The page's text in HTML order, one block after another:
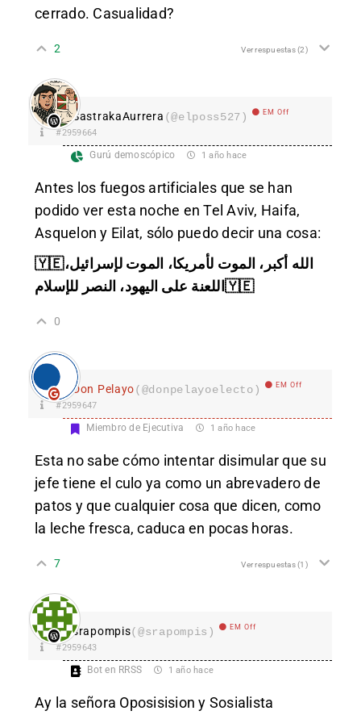
cerrado. Casualidad?
2 Ver respuestas(2)
SastrakaAurrera (@elposs527) EM Off
#2959664
Gurú demoscópico 1 año hace
Antes los fuegos artificiales que se han
podido ver esta noche en Tel Aviv, Haifa,
Asquelon y Eilat, sólo puedo decir una cosa:
🇾🇪الله أكبر، الموت لأمريكا، الموت لإسرائيل،
اللعنة على اليهود، النصر للإسلام🇾🇪
0
Don Pelayo(@donpelayoelecto) EM Off
#2959647
Miembro de Ejecutiva 1 año hace
Esta no sabe cómo intentar disimular que su
jefe tiene el culo ya como un abrevadero de
patos y que cualquier cosa que dicen, como
la leche fresca, caduca en pocas horas.
7 Ver respuestas(1)
srapompis(@srapompis) EM Off
#2959643
Bot en RRSS 1 año hace
Ay la señora Oposisision y Sosialista